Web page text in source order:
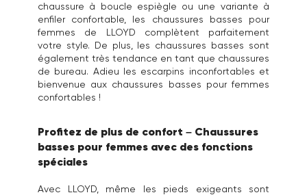
chaussure à boucle espiègle ou une variante à
enfiler confortable, les chaussures basses pour
femmes de LLOYD complètent parfaitement
votre style. De plus, les chaussures basses sont
également très tendance en tant que chaussures
de bureau. Adieu les escarpins inconfortables et
bienvenue aux chaussures basses pour femmes
confortables !
Profitez de plus de confort – Chaussures
basses pour femmes avec des fonctions
spéciales
Avec LLOYD, même les pieds exigeants sont